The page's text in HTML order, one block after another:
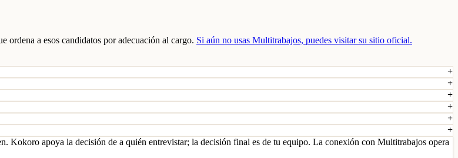
a esos candidatos por adecuación al cargo. Si aún no usas Multitrabajos, puedes visitar su sitio oficial.
Kokoro apoya la decisión de a quién entrevistar; la decisión final es de tu equipo. La conexión con Multitrabajos opera